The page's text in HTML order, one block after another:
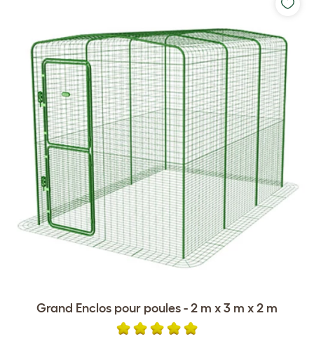
Grand Enclos pour poules - 2 m x 3 m x 2 m